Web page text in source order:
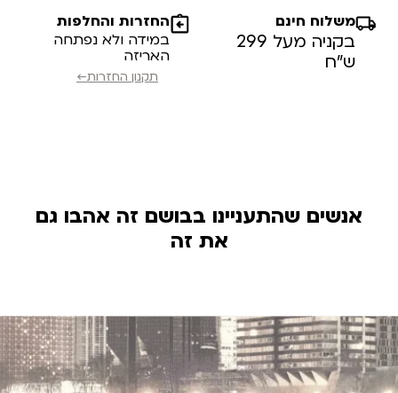
משלוח חינם
בקניה מעל 299
ש”ח
החזרות והחלפות
במידה ולא נפתחה
האריזה
תקנון החזרות←
אנשים שהתעניינו בבושם זה אהבו גם
את זה